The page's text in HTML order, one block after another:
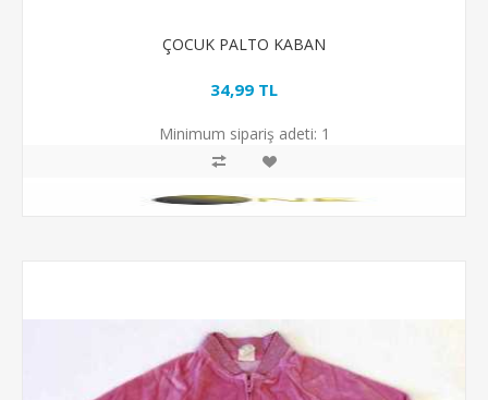
ÇOCUK PALTO KABAN
34,99 TL
Minimum sipariş adeti: 1